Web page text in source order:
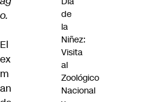
o.
El
ex
m
an
de
la
Niñez:
Visita
al
Zoológico
Nacional